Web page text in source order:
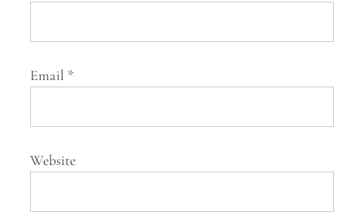
Email *
Website